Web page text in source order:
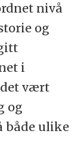
nivå
og
i
vært
og
både ulike